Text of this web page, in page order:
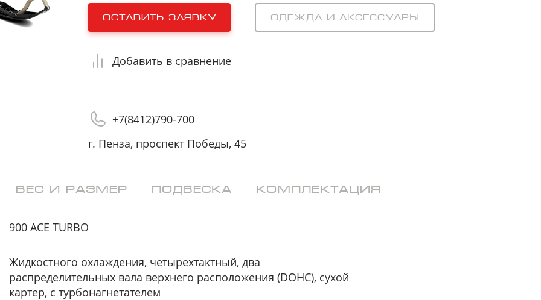
оставить заявку Одежда и аксессуары
Добавить в сравнение
+7(8412)790-700
г. Пенза, проспект Победы, 45
ВЕС И РАЗМЕР ПОДВЕСКА КОМПЛЕКТАЦИЯ
900 ACE TURBO
Жидкостного охлаждения, четырехтактный, два
распределительных вала верхнего расположения (DOHC), сухой
картер, с турбонагнетателем
на обработку
персональных данных
на обработку
персональных данных